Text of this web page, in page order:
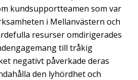
kundsupportteamen som var
i Mellanvästern och
resurser omdirigerades
till tråkig
negativt påverkade deras
den lyhördhet och